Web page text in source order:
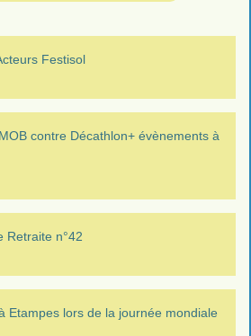
Festisol
contre Décathlon+ évènements à
Retraite n°42
Etampes lors de la journée mondiale